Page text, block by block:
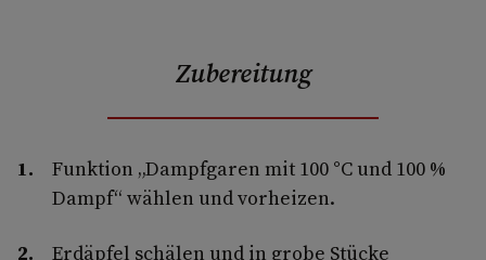
Zubereitung
Funktion „Dampfgaren mit 100 °C und 100 %
Dampf“ wählen und vorheizen.
Erdäpfel schälen und in grobe Stücke